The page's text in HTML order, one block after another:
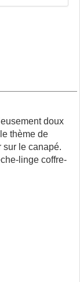
doux
thème de
sur le canapé.
linge coffre-